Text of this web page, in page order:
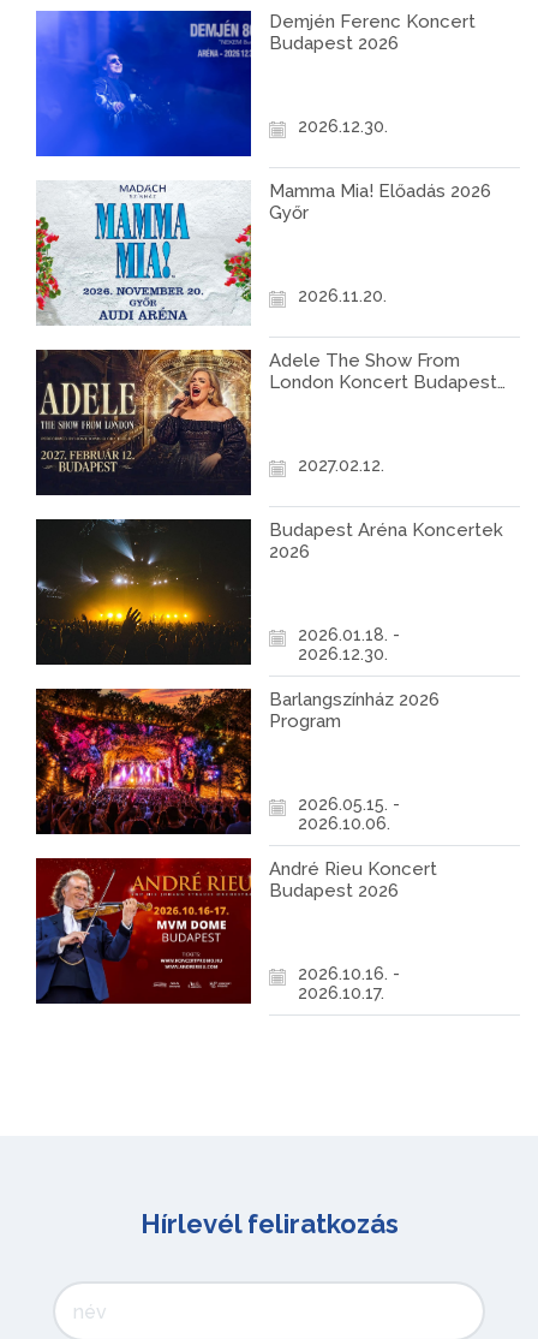
Demjén Ferenc Koncert
Budapest 2026
2026.12.30.
Mamma Mia! Előadás 2026
Győr
2026.11.20.
Adele The Show From
London Koncert Budapest
2027.02.12.
Budapest Aréna Koncertek
2026
2026.01.18. -
2026.12.30.
Barlangszínház 2026
Program
2026.05.15. -
2026.10.06.
André Rieu Koncert
Budapest 2026
2026.10.16. -
2026.10.17.
Hírlevél feliratkozás